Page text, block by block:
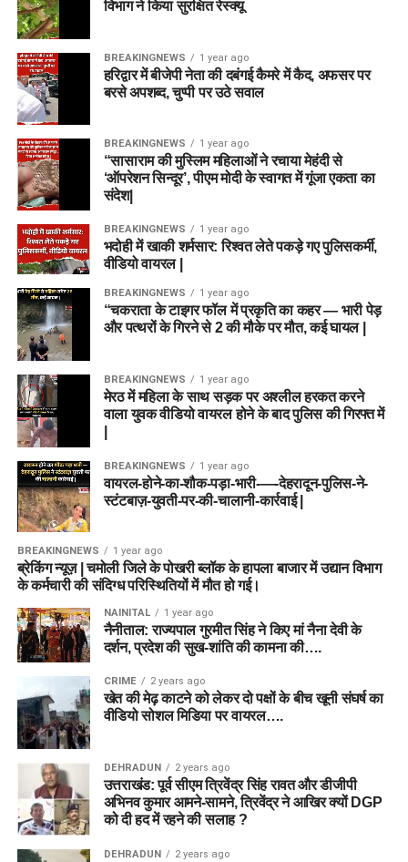
विभाग ने किया सुरक्षित रेस्क्यू
BREAKINGNEWS 1 year ago
हरिद्वार में बीजेपी नेता की दबंगई कैमरे में कैद, अफसर पर
बरसे अपशब्द, चुप्पी पर उठे सवाल
BREAKINGNEWS 1 year ago
“सासाराम की मुस्लिम महिलाओं ने रचाया मेहंदी से
‘ऑपरेशन सिन्दूर’, पीएम मोदी के स्वागत में गूंजा एकता का
संदेश|
BREAKINGNEWS 1 year ago
भदोही में खाकी शर्मसार: रिश्वत लेते पकड़े गए पुलिसकर्मी,
वीडियो वायरल |
BREAKINGNEWS 1 year ago
“चकराता के टाइगर फॉल में प्रकृति का कहर — भारी पेड़
और पत्थरों के गिरने से 2 की मौके पर मौत, कई घायल |
BREAKINGNEWS 1 year ago
मेरठ में महिला के साथ सड़क पर अश्लील हरकत करने
वाला युवक वीडियो वायरल होने के बाद पुलिस की गिरफ्त में
BREAKINGNEWS 1 year ago
वायरल-होने-का-शौक-पड़ा-भारी-—-देहरादून-पुलिस-ने-
स्टंटबाज़-युवती-पर-की-चालानी-कार्रवाई |
BREAKINGNEWS 1 year ago
ब्रेकिंग न्यूज़ | चमोली जिले के पोखरी ब्लॉक के हापला बाजार में उद्यान विभाग
के कर्मचारी की संदिग्ध परिस्थितियों में मौत हो गई।
NAINITAL 1 year ago
नैनीताल: राज्यपाल गुरमीत सिंह ने किए मां नैना देवी के
दर्शन, प्रदेश की सुख-शांति की कामना की….
CRIME 2 years ago
खेत की मेढ़ काटने को लेकर दो पक्षों के बीच खूनी संघर्ष का
वीडियो सोशल मिडिया पर वायरल….
DEHRADUN 2 years ago
उत्तराखंड: पूर्व सीएम त्रिवेंद्र सिंह रावत और डीजीपी
अभिनव कुमार आमने-सामने, त्रिवेंद्र ने आखिर क्यों DGP
को दी हद में रहने की सलाह ?
DEHRADUN 2 years ago